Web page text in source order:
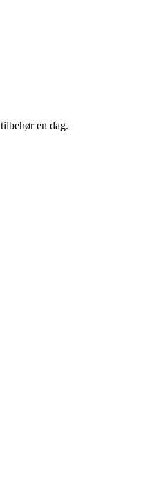
en dag.